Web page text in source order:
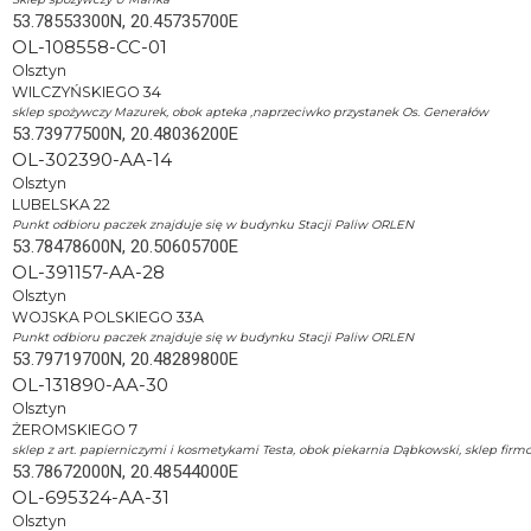
53.78553300N, 20.45735700E
OL-108558-CC-01
Olsztyn
WILCZYŃSKIEGO 34
sklep spożywczy Mazurek, obok apteka ,naprzeciwko przystanek Os. Generałów
53.73977500N, 20.48036200E
OL-302390-AA-14
Olsztyn
LUBELSKA 22
Punkt odbioru paczek znajduje się w budynku Stacji Paliw ORLEN
53.78478600N, 20.50605700E
OL-391157-AA-28
Olsztyn
WOJSKA POLSKIEGO 33A
Punkt odbioru paczek znajduje się w budynku Stacji Paliw ORLEN
53.79719700N, 20.48289800E
OL-131890-AA-30
Olsztyn
ŻEROMSKIEGO 7
sklep z art. papierniczymi i kosmetykami Testa, obok piekarnia Dąbkowski, sklep
53.78672000N, 20.48544000E
OL-695324-AA-31
Olsztyn